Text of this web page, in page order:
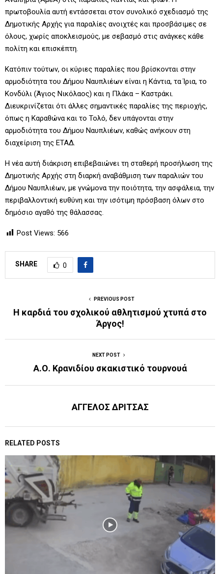
πρωτοβουλία αυτή εντάσσεται στον συνολικό σχεδιασμό της
Δημοτικής Αρχής για παραλίες ανοιχτές και προσβάσιμες σε
όλους, χωρίς αποκλεισμούς, με σεβασμό στις ανάγκες κάθε
πολίτη και επισκέπτη.
Κατόπιν τούτων, οι κύριες παραλίες που βρίσκονται στην
αρμοδιότητα του Δήμου Ναυπλιέων είναι η Κάντια, τα Ίρια, το
Κονδύλι (Άγιος Νικόλαος) και η Πλάκα – Καστράκι.
Διευκρινίζεται ότι άλλες σημαντικές παραλίες της περιοχής,
όπως η Καραθώνα και το Τολό, δεν υπάγονται στην
αρμοδιότητα του Δήμου Ναυπλιέων, καθώς ανήκουν στη
διαχείριση της ΕΤΑΔ.
Η νέα αυτή διάκριση επιβεβαιώνει τη σταθερή προσήλωση της
Δημοτικής Αρχής στη διαρκή αναβάθμιση των παραλιών του
Δήμου Ναυπλιέων, με γνώμονα την ποιότητα, την ασφάλεια, την
περιβαλλοντική ευθύνη και την ισότιμη πρόσβαση όλων στο
δημόσιο αγαθό της θάλασσας.
Post Views: 566
SHARE 0
PREVIOUS POST
Η καρδιά του σχολικού αθλητισμού χτυπά στο
Άργος!
NEXT POST
Α.Ο. Κρανιδίου σκακιστικό τουρνουά
ΑΓΓΕΛΟΣ ΔΡΙΤΣΑΣ
RELATED POSTS